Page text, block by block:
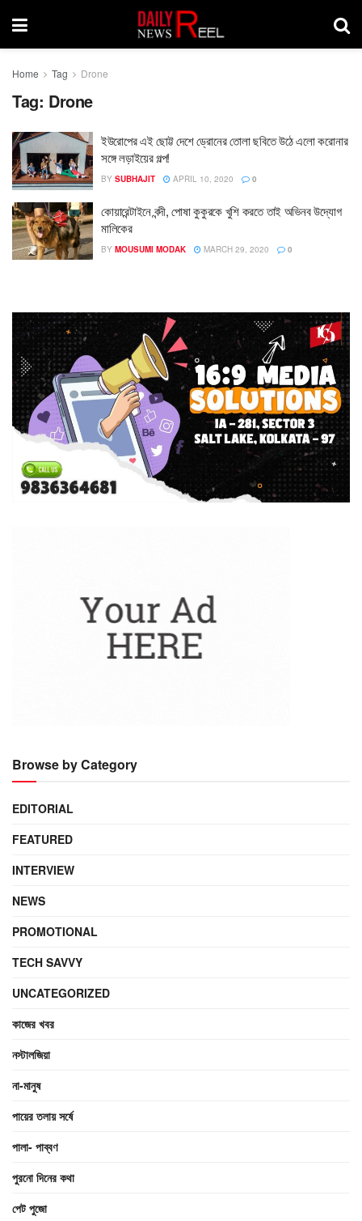
Home Tag Drone
Tag: Drone
ইউরোপের এই ছোট্ট দেশে ড্রোনের তোলা ছবিতে উঠে এলো করোনার
সঙ্গে লড়াইয়ের গল্প!
BY SUBHAJIT APRIL 10, 2020 0
কোয়ারেন্টাইনে বন্দী, পোষা কুকুরকে খুশি করতে তাই অভিনব উদ্যোগ
মালিকের
BY MOUSUMI MODAK MARCH 29, 2020 0
Browse by Category
EDITORIAL
FEATURED
INTERVIEW
NEWS
PROMOTIONAL
TECH SAVVY
UNCATEGORIZED
কাজের খবর
নস্টালজিয়া
না-মানুষ
পায়ের তলায় সর্ষে
পালা- পাব্বণ
পুরনো দিনের কথা
পেট পুজো